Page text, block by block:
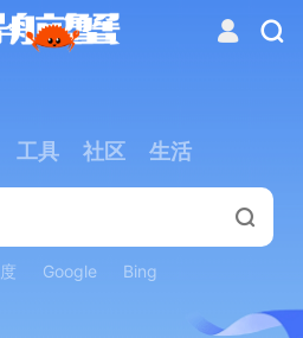
工具 社区 生活
Google Bing